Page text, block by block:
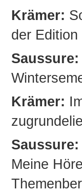
Krämer:
der
Saussure:
Krämer:
Saussure:
Meine